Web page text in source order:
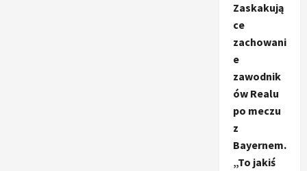
Zaskakują
ce
zachowani
e
zawodnik
ów Realu
po meczu
z
Bayernem.
„To jakiś